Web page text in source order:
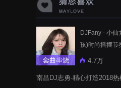
套曲串烧
DJFany - 小
孩)时尚摇摆节
4.7万
南昌DJ志勇-精心打造2018